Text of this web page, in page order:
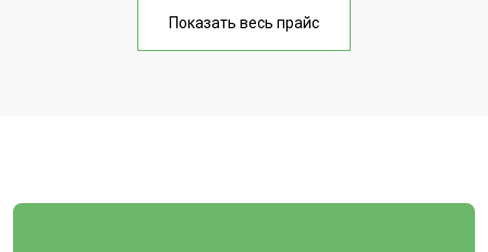
Показать весь прайс